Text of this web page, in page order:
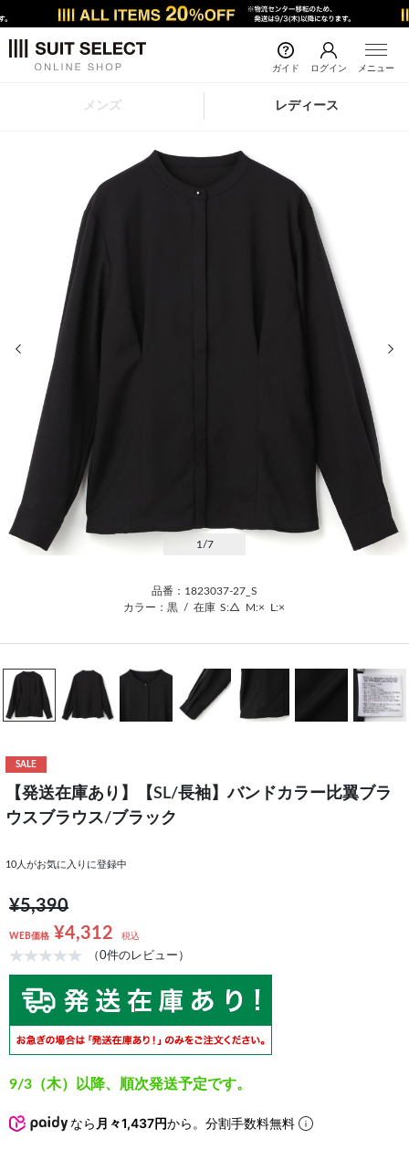
ガイド ログイン メニュー
メンズ レディース
前の画像
1 /7
品番：1823037-27_S
カラー：黒 / 在庫 S:△ M:× L:×
SALE
【発送在庫あり】【SL/長袖】バンドカラー比翼ブラ
ウスブラウス/ブラック
10 人がお気に入りに登録中
¥5,390
WEB価格 ¥4,312 税込
（0件のレビュー）
9/3（木）以降、順次発送予定です。
なら 月々1,437円から。分割手数料無料